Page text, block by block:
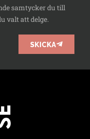
samtycker du till
valt att delge.
SKICKA